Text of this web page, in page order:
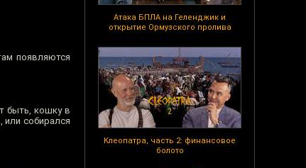
Атака БПЛА на Геленджик и
открытие Ормузского пролива
Клеопатра, часть 2: финансовое
болото
появляются
быть, кошку в
или собирался